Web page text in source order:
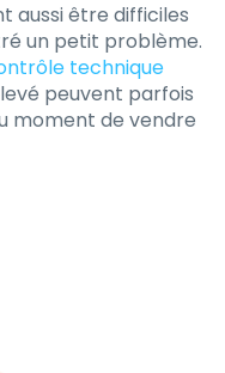
aussi être difficiles
un petit problème.
technique
peuvent parfois
moment de vendre